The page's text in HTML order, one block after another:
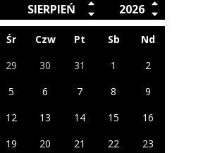
SIERPIEŃ 2026
Śr Czw Pt Sb
Nd
29 30 31 1
2
5 6 7 8
9
12 13 14 15
16
19 20 21 22
23